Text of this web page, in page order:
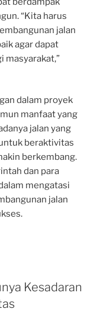
“Kita harus
jalan
agar dapat
masyarakat,”
dalam proyek
manfaat yang
jalan yang
beraktivitas
berkembang.
dan para
mengatasi
jalan
Kesadaran